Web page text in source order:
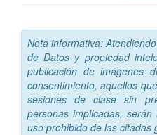
Nota informativa:
de Datos y propiedad
publicación de imágenes
consentimiento, aquellos
sesiones de clase sin
personas implicadas,
uso prohibido de las citadas